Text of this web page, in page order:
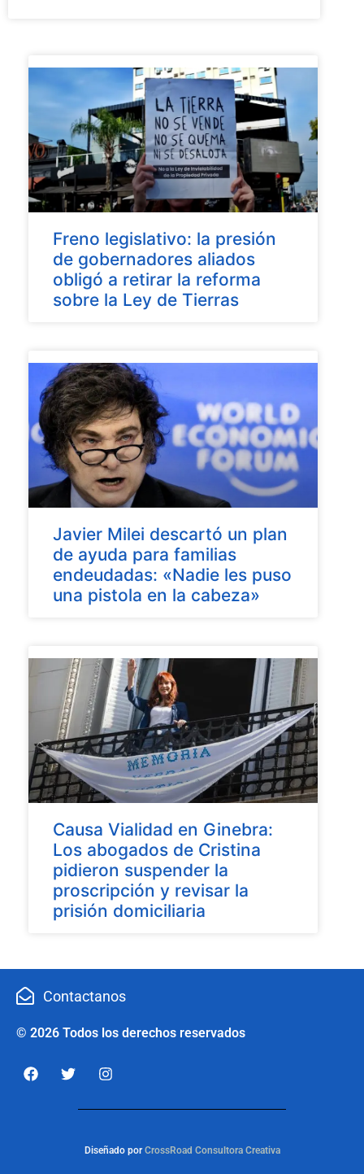
Freno legislativo: la presión
de gobernadores aliados
obligó a retirar la reforma
sobre la Ley de Tierras
Javier Milei descartó un plan
de ayuda para familias
endeudadas: «Nadie les puso
una pistola en la cabeza»
Causa Vialidad en Ginebra:
Los abogados de Cristina
pidieron suspender la
proscripción y revisar la
prisión domiciliaria
Contactanos
© 2026 Todos los derechos reservados
Diseñado porCrossRoad Consultora Creativa